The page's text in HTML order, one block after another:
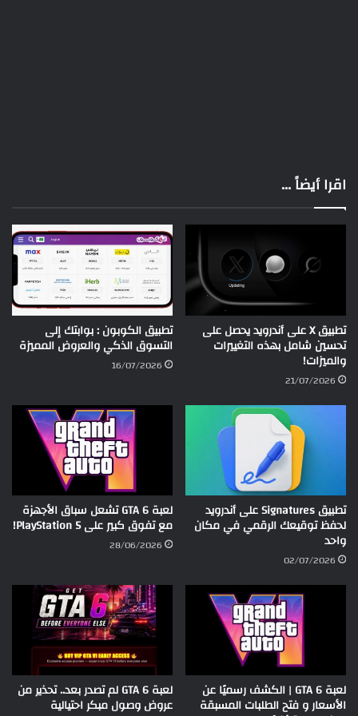
اقرا أيضاً ...
تطبيق X على أندرويد يحصل على
تحسين شامل بهذه التغييرات
والميزات!
21/07/2026
تطبيق الكوبون : بوابتك إلى
التسوق الذكي والعروض المميزة
16/07/2026
تطبيق Signatures على أندرويد
لحفظ توقيعك الرقمي في مكان
واحد
02/07/2026
لعبة GTA 6 تشعل سباق الأجهزة
مع تفوق كبير على PlayStation 5!
28/06/2026
لعبة GTA 6 | الكشف رسميًا عن
الأسعار و فتح الطلبات المسبقة
لعبة GTA 6 لم تصدر بعد.. تحذير من
عروض وصول مبكر احتيالية